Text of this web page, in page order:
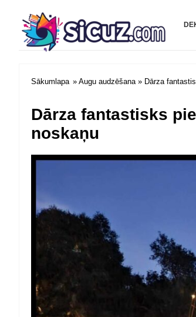
Sākumlapa » Augu audzēšana» Dārza
Dārza fantastisks
noskaņu